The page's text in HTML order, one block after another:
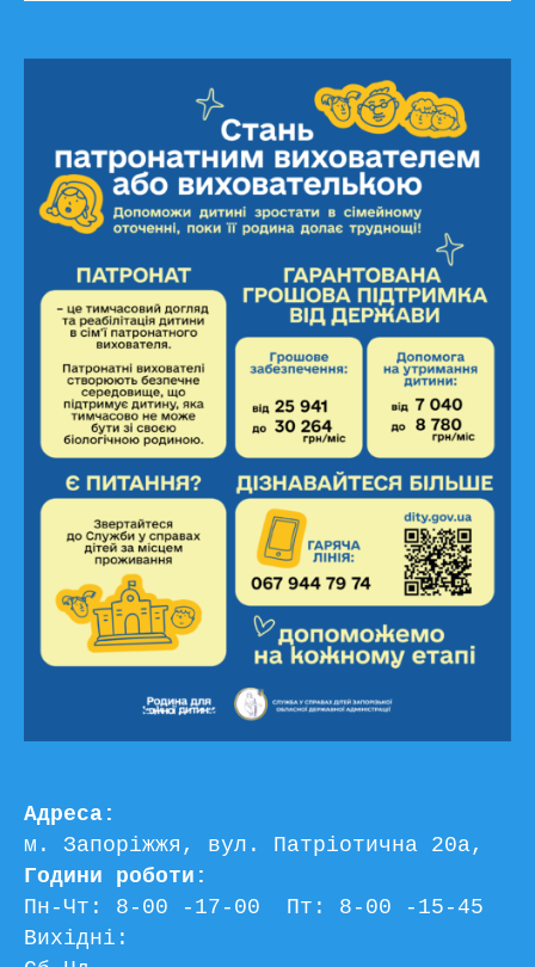
Адреса:
м. Запоріжжя, вул. Патріотична 20а,
Години роботи:
Пн-Чт: 8-00 -17-00  Пт: 8-00 -15-45
Вихідні: